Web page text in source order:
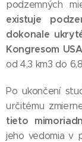
podzemných
existuje
dokonale
Kongresom
od 4,3 km3 do
Po ukončení
určitému
tieto
jeho vedomia v